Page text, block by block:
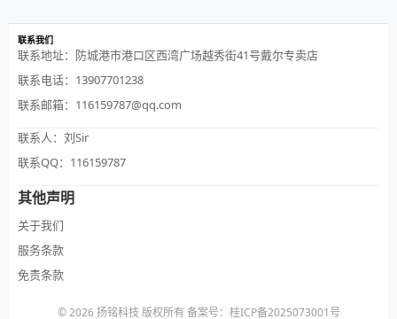
联系我们
联系地址：防城港市港口区西湾广场越秀街41号戴尔专卖店
联系电话：13907701238
联系邮箱：116159787@qq.com
联系人：刘Sir
联系QQ：116159787
其他声明
关于我们
服务条款
免责条款
© 2026 扬铭科技 版权所有 备案号：桂ICP备2025073001号